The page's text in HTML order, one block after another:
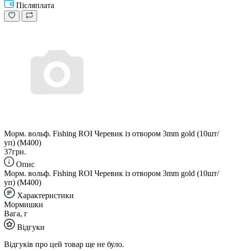
Післяплата
Морм. вольф. Fishing ROI Черевик із отвором 3mm gold (10шт/
уп) (M400)
37грн.
Опис
Морм. вольф. Fishing ROI Черевик із отвором 3mm gold (10шт/
уп) (M400)
Характеристики
Мормишки
Вага, г
Відгуки
Відгуків про цей товар ще не було.